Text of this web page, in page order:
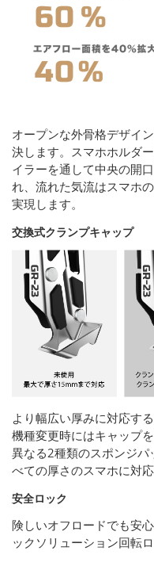
オープンな外骨格デザイ
決します。スマホホルダ
イラーを通して中央の開
れ、流れた気流はスマホ
実現します。
交換式クランプキャップ
より幅広い厚みに対応す
機種変更時にはキャップ
異なる2種類のスポンジ
べての厚さのスマホに対応
安全ロック
険しいオフロードでも安
ックソリューション回転